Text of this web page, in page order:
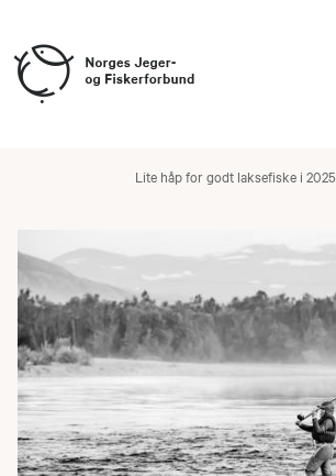
Lite håp for godt laksefiske i 2025